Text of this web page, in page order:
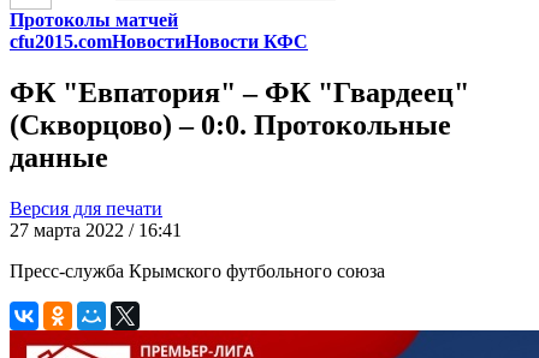
Протоколы матчей
cfu2015.comНовостиНовости КФС
ФК "Евпатория" – ФК "Гвардеец"
(Скворцово) – 0:0. Протокольные
данные
Версия для печати
27 марта 2022 / 16:41
Пресс-служба Крымского футбольного союза